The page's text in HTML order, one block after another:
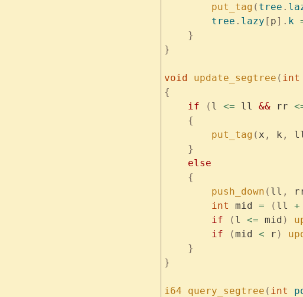
        put_tag
( tree .
        tree
. lazy [ p]. k
    }
}
void update_segtree ( int
{
    if
( l <= ll && rr
    {
        put_tag
( x , k ,
    }
    else
    {
        push_down
( ll ,
        int
mid = ( ll +
        if
( l <= mid )
        if
(mid < r )
    }
}
i64 query_segtree ( int